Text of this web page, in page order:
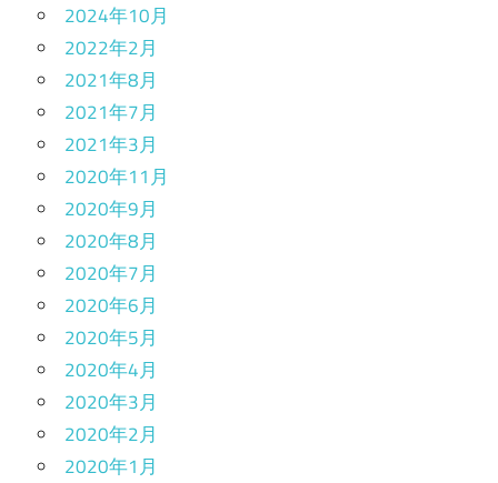
2024年10月
2022年2月
2021年8月
2021年7月
2021年3月
2020年11月
2020年9月
2020年8月
2020年7月
2020年6月
2020年5月
2020年4月
2020年3月
2020年2月
2020年1月